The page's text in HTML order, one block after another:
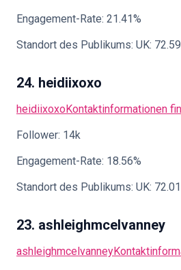
Engagement-Rate: 21.41%
Standort des Publikums: UK:
24. heidiixoxo
heidiixoxoKontaktinformationen
Follower: 14k
Engagement-Rate: 18.56%
Standort des Publikums: UK:
23. ashleighmcelvanney
ashleighmcelvanney